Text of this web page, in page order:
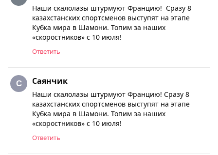
Наши скалолазы штурмуют Францию! Сразу 8
казахстанских спортсменов выступят на этапе
Кубка мира в Шамони. Топим за наших
«скоростников» с 10 июля!
Ответить
Саянчик
Наши скалолазы штурмуют Францию! Сразу 8
казахстанских спортсменов выступят на этапе
Кубка мира в Шамони. Топим за наших
«скоростников» с 10 июля!
Ответить